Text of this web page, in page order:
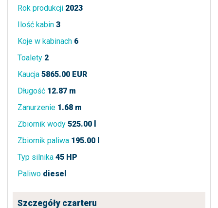
Rok produkcji 2023
Ilość kabin 3
Koje w kabinach 6
Toalety 2
Kaucja 5865.00 EUR
Długość 12.87 m
Zanurzenie 1.68 m
Zbiornik wody 525.00 l
Zbiornik paliwa 195.00 l
Typ silnika 45 HP
Paliwo diesel
Szczegóły czarteru